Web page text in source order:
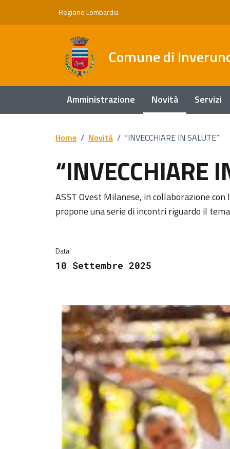
Vai ai contenutiRegione Lombardia
Comune di
Amministrazione Novità Servizi
Home / Novità / “INVECCHIARE IN SALUTE”
“INVECCHIARE
Dettagli della
ASST Ovest Milanese, in collaborazione
propone una serie di incontri riguardo il
Data:
10 Settembre 2025